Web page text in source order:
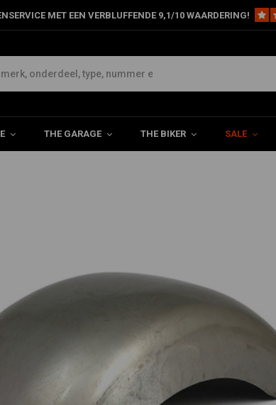
MET EEN VERBLUFFENDE 9,1/10 WAARDERING!
THE GARAGE THE BIKER SALE
Rhino, Custom Achter Spatbord 335mm Breed
335mm Breed